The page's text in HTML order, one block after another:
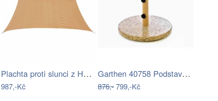
Plachta proti slunci z HDPE čtvercová 2…
987,-Kč
Garthen 40758 Podstavec na slunečník…
876,-799,-Kč